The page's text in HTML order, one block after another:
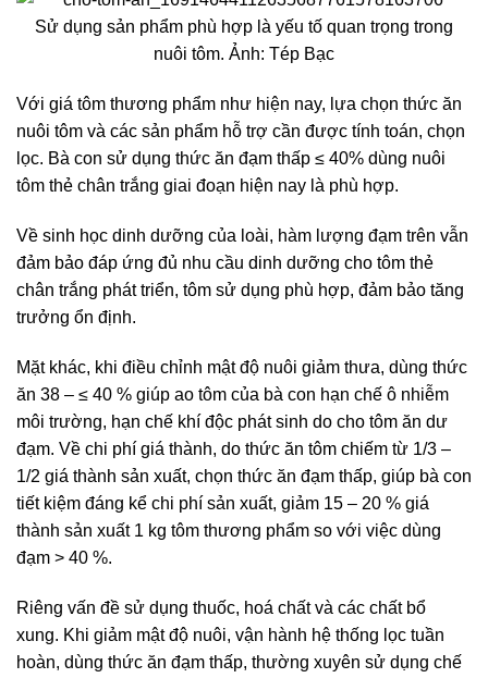
Sử dụng sản phẩm phù hợp là yếu tố quan trọng trong
nuôi tôm. Ảnh: Tép Bạc
Với giá tôm thương phẩm như hiện nay, lựa chọn thức ăn
nuôi tôm và các sản phẩm hỗ trợ cần được tính toán, chọn
lọc. Bà con sử dụng thức ăn đạm thấp ≤ 40% dùng nuôi
tôm thẻ chân trắng giai đoạn hiện nay là phù hợp.
Về sinh học dinh dưỡng của loài, hàm lượng đạm trên vẫn
đảm bảo đáp ứng đủ nhu cầu dinh dưỡng cho tôm thẻ
chân trắng phát triển, tôm sử dụng phù hợp, đảm bảo tăng
trưởng ổn định.
Mặt khác, khi điều chỉnh mật độ nuôi giảm thưa, dùng thức
ăn 38 – ≤ 40 % giúp ao tôm của bà con hạn chế ô nhiễm
môi trường, hạn chế khí độc phát sinh do cho tôm ăn dư
đạm. Về chi phí giá thành, do thức ăn tôm chiếm từ 1/3 –
1/2 giá thành sản xuất, chọn thức ăn đạm thấp, giúp bà con
tiết kiệm đáng kể chi phí sản xuất, giảm 15 – 20 % giá
thành sản xuất 1 kg tôm thương phẩm so với việc dùng
đạm > 40 %.
Riêng vấn đề sử dụng thuốc, hoá chất và các chất bổ
xung. Khi giảm mật độ nuôi, vận hành hệ thống lọc tuần
hoàn, dùng thức ăn đạm thấp, thường xuyên sử dụng chế